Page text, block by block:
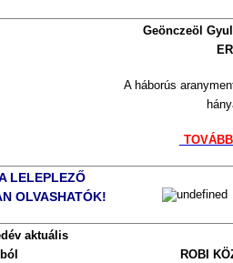
Geönczeöl
A háborús
LELEPLEZŐ
OLVASHATÓK!
aktuális
ROBI